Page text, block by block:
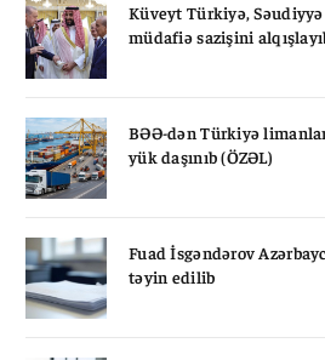
Küveyt Türkiyə,
müdafiə sazişini
BƏƏ-dən Türkiyə
yük daşınıb (ÖZƏL)
Fuad İsgəndərov
təyin edilib